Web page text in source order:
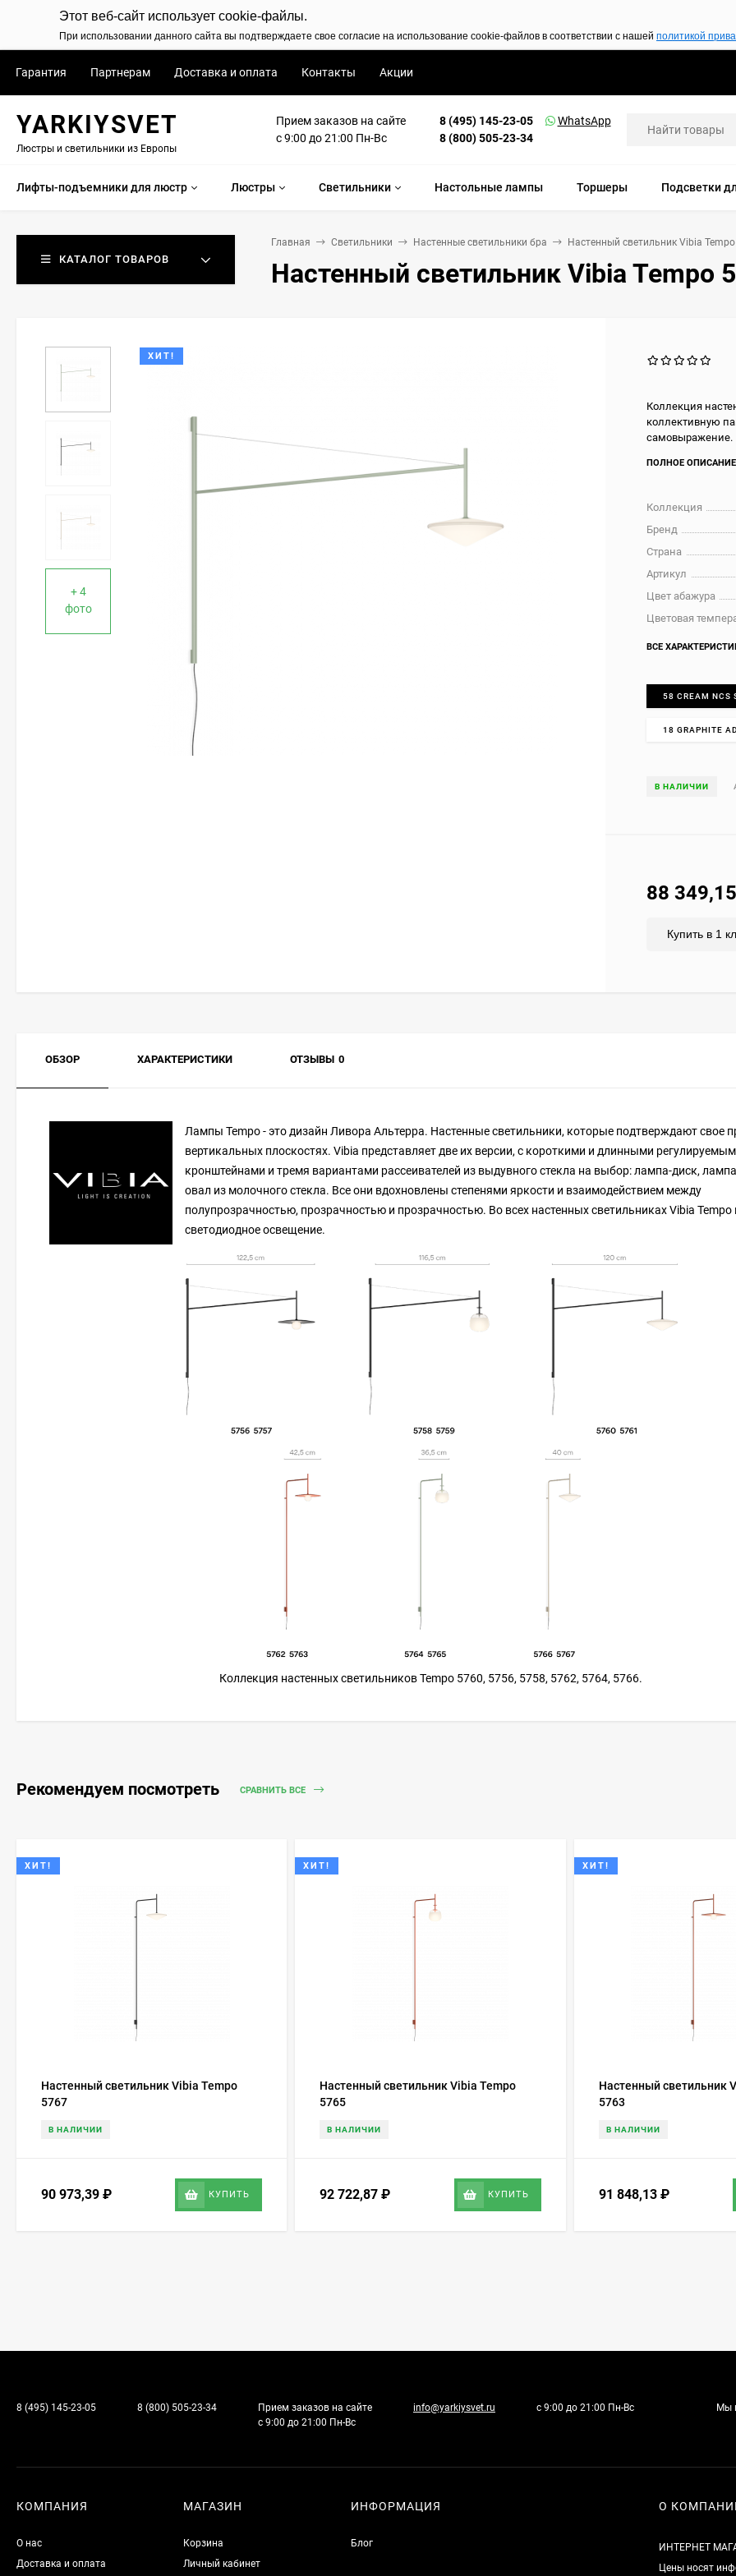
Этот веб-сайт использует cookie-файлы.
При использовании данного сайта вы подтверждаете свое согласие на использование cookie-файлов в соответствии с нашей политикой
Гарантия Партнерам Доставка и оплата Контакты Акции
YARKIYSVET
Люстры и светильники из Европы
Прием заказов на сайте
с 9:00 до 21:00 Пн-Вс
8 (495) 145-23-05
8 (800) 505-23-34
WhatsApp
Лифты-подъемники для люстр Люстры Светильники Настольные лампы Торшеры Подсветки
КАТАЛОГ ТОВАРОВ
Главная Светильники Настенные светильники бра Настенный светильник Vibia Tempo
Настенный светильник Vibia Tempo
+ 4
фото
ХИТ!
Коллекция
коллективную
самовыражение.
ПОЛНОЕ ОПИСАНИЕ
Коллекция
Бренд
Страна
Артикул
Цвет абажура
Цветовая
ВСЕ
58 CREAM NCS
18 GRAPHITE
В НАЛИЧИИ
88
Купить в 1
ОБЗОР ХАРАКТЕРИСТИКИ ОТЗЫВЫ 0
Лампы Tempo - это дизайн Ливора Альтерра. Настенные светильники, которые подтверждают свое
вертикальных плоскостях. Vibia представляет две их версии, с короткими и длинными
кронштейнами и тремя вариантами рассеивателей из выдувного стекла на выбор: лампа-диск,
овал из молочного стекла. Все они вдохновлены степенями яркости и взаимодействием между
полупрозрачностью, прозрачностью и прозрачностью. Во всех настенных светильниках Vibia Tempo
светодиодное освещение.
Коллекция настенных светильников Tempo 5760, 5756, 5758, 5762, 5764, 5766.
Рекомендуем посмотреть СРАВНИТЬ ВСЕ
ХИТ!
Настенный светильник Vibia Tempo
5767
В НАЛИЧИИ
90 973,39 ₽ КУПИТЬ
ХИТ!
Настенный светильник Vibia Tempo
5765
В НАЛИЧИИ
92 722,87₽ КУПИТЬ
ХИТ!
Настенный светильник
5763
В НАЛИЧИИ
91 848,13 ₽
8 (495) 145-23-05 8 (800) 505-23-34
Прием заказов на сайте
с 9:00 до 21:00 Пн-Вс
info@yarkiysvet.ru с 9:00 до 21:00 Пн-Вс Мы
КОМПАНИЯ
О нас
Доставка и оплата
МАГАЗИН
Корзина
Личный кабинет
ИНФОРМАЦИЯ
Блог
О
ИНТЕРНЕТ
Цены носят